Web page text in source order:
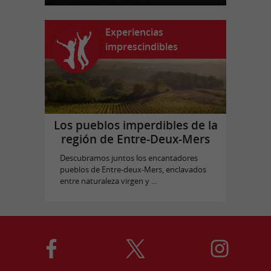
Experiencias
imprescindibles
Los pueblos imperdibles de la
región de Entre-Deux-Mers
Descubramos juntos los encantadores
pueblos de Entre-deux-Mers, enclavados
entre naturaleza virgen y ...